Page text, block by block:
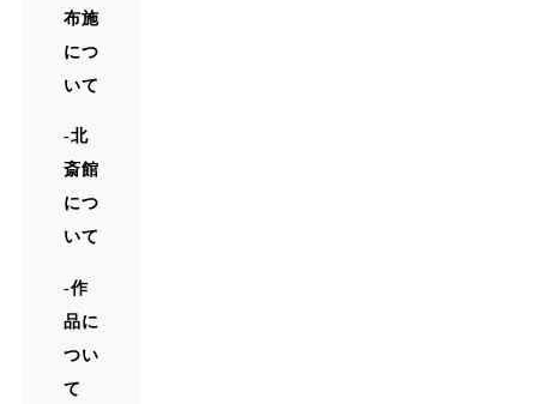
布施
につ
いて
北
斎館
につ
いて
作
品に
つい
て